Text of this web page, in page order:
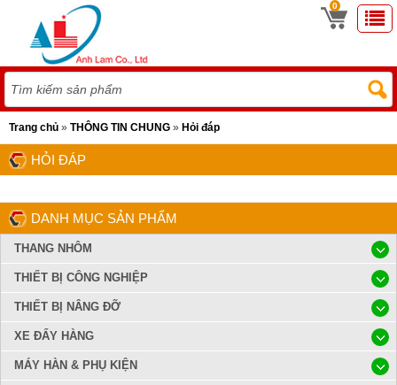
0
Trang chủ » THÔNG TIN CHUNG » Hỏi đáp
HỎI ĐÁP
DANH MỤC SẢN PHẨM
THANG NHÔM
THIẾT BỊ CÔNG NGHIỆP
THIẾT BỊ NÂNG ĐỠ
XE ĐẨY HÀNG
MÁY HÀN & PHỤ KIỆN